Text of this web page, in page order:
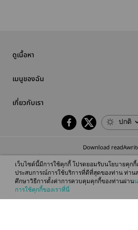
ดูเนื้อหา
เมนูของฉัน
เกี่ยวกับเรา
ปกติ
Download
© 2026 readAwrite.com by MEB Corporation
This site is protected by reCAPTCHA and the Google
เว็บไซต์นี้มีการใช้คุกกี้ โปรดยอมรับนโยบายคุกกี้
ประสบการณ์การใช้บริการที่ดีที่สุดของท่าน ท่าน
ศึกษาวิธีการตั้งค่าการควบคุมคุกกี้ของท่านผ่าน
การใช้คุกกี้ของเราที่นี่